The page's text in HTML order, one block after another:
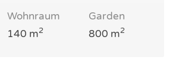
Wohnraum
140 m2
Garden
800 m2